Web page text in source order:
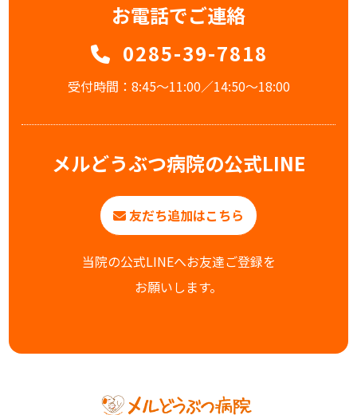
お電話でご連絡
0285-39-7818
受付時間：8:45〜11:00／14:50〜18:00
メルどうぶつ病院の公式LINE
友だち追加はこちら
当院の公式LINEへお友達ご登録を
お願いします。